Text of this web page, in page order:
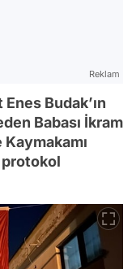
Reklam
Budak’ın
Babası İkram
Kaymakamı